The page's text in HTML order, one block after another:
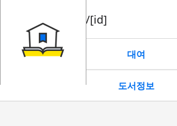
book/rent/[id]
대여
도서정보